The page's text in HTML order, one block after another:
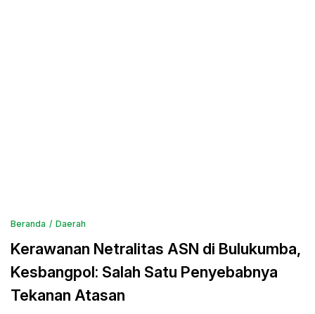
Beranda Daerah
Kerawanan Netralitas ASN di Bulukumba,
Kesbangpol: Salah Satu Penyebabnya
Tekanan Atasan